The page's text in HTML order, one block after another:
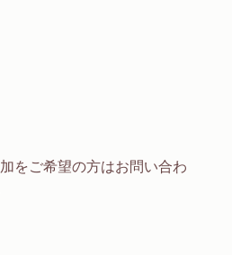
をご希望の方はお問い合わ